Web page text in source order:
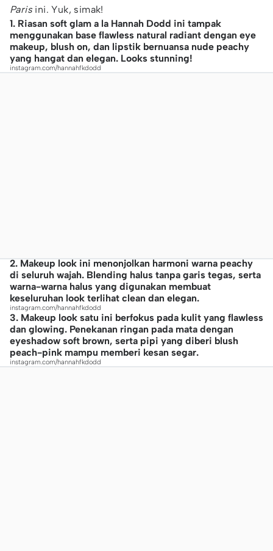
Paris ini. Yuk, simak!
1. Riasan soft glam a la Hannah Dodd ini tampak
menggunakan base flawless natural radiant dengan eye
makeup, blush on, dan lipstik bernuansa nude peachy
yang hangat dan elegan. Looks stunning!
instagram.com/hannahfkdodd
2. Makeup look ini menonjolkan harmoni warna peachy
di seluruh wajah. Blending halus tanpa garis tegas, serta
warna-warna halus yang digunakan membuat
keseluruhan look terlihat clean dan elegan.
instagram.com/hannahfkdodd
3. Makeup look satu ini berfokus pada kulit yang flawless
dan glowing. Penekanan ringan pada mata dengan
eyeshadow soft brown, serta pipi yang diberi blush
peach-pink mampu memberi kesan segar.
instagram.com/hannahfkdodd